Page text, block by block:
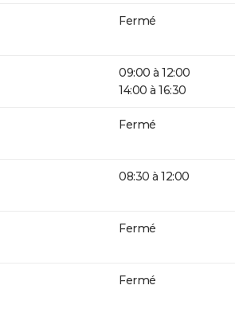
Fermé
09:00 à 12:00
14:00 à 16:30
Fermé
08:30 à 12:00
Fermé
Fermé